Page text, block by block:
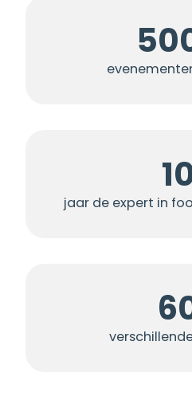
jaar de expert in